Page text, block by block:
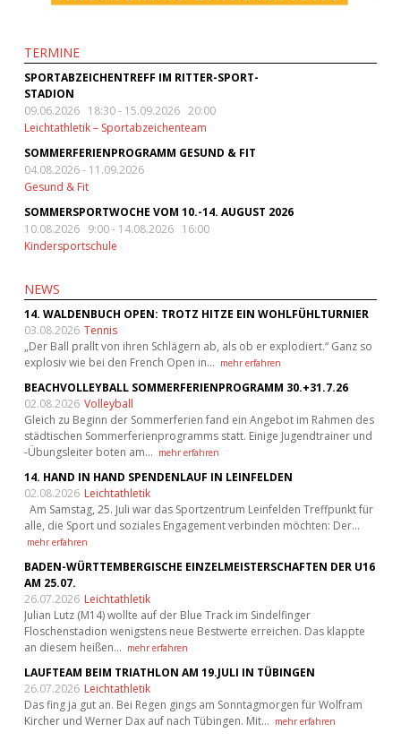
TERMINE
SPORTABZEICHENTREFF IM RITTER-SPORT-
STADION
09.06.2026 18:30- 15.09.2026 20:00
Leichtathletik – Sportabzeichenteam
SOMMERFERIENPROGRAMM GESUND & FIT
04.08.2026- 11.09.2026
Gesund & Fit
SOMMERSPORTWOCHE VOM 10.-14. AUGUST 2026
10.08.2026 9:00- 14.08.2026 16:00
Kindersportschule
NEWS
14. WALDENBUCH OPEN: TROTZ HITZE EIN WOHLFÜHLTURNIER
03.08.2026 Tennis
„Der Ball prallt von ihren Schlägern ab, als ob er explodiert.“ Ganz so
explosiv wie bei den French Open in… mehr erfahren
BEACHVOLLEYBALL SOMMERFERIENPROGRAMM 30.+31.7.26
02.08.2026 Volleyball
Gleich zu Beginn der Sommerferien fand ein Angebot im Rahmen des
städtischen Sommerferienprogramms statt. Einige Jugendtrainer und
-Übungsleiter boten am… mehr erfahren
14. HAND IN HAND SPENDENLAUF IN LEINFELDEN
02.08.2026 Leichtathletik
Am Samstag, 25. Juli war das Sportzentrum Leinfelden Treffpunkt für
alle, die Sport und soziales Engagement verbinden möchten: Der…
mehr erfahren
BADEN-WÜRTTEMBERGISCHE EINZELMEISTERSCHAFTEN DER U16
AM 25.07.
26.07.2026 Leichtathletik
Julian Lutz (M14) wollte auf der Blue Track im Sindelfinger
Floschenstadion wenigstens neue Bestwerte erreichen. Das klappte
an diesem heißen… mehr erfahren
LAUFTEAM BEIM TRIATHLON AM 19.JULI IN TÜBINGEN
26.07.2026 Leichtathletik
Das fing ja gut an. Bei Regen gings am Sonntagmorgen für Wolfram
Kircher und Werner Dax auf nach Tübingen. Mit… mehr erfahren